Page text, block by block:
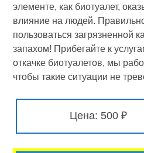
элементе, как биотуалет,
влияние на людей.
пользоваться загрязненной
запахом! Прибегайте к
откачке биотуалетов, мы
чтобы такие ситуации не
Цена: 500 ₽